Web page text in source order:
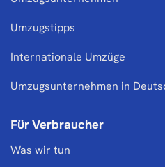
Umzugstipps
Internationale Umzüge
Umzugsunternehmen in
Für Verbraucher
Was wir tun